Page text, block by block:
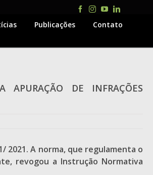
Facebook
Instagram
YouTubeLinkedIn
Publicações Contato
APURAÇÃO DE INFRAÇÕES
2021. A norma, que regulamenta o
revogou a Instrução Normativa